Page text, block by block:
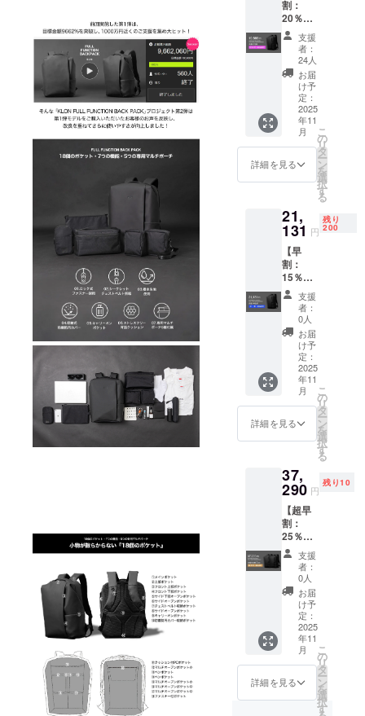
割：
20％OF
F！】
リュッ
ク(ポー
チ5点
セット
24,860
円から
20%OF
F
リュッ
ク(ポー
チ5点
付)×1個
※先着50
名 ※出
荷時
期：
2025年
11月末
頃 ※消
費税、
送料込
支援
者：
24人
お届
け予
定：
2025
年11
月
詳細を見る
こ
の
リ
タ
ー
ン
を
選
択
す
る
21,
131 円
残り
200
【早
割：
15％OF
F！】
リュッ
ク(ポー
チ5点
セット
24,860
円から
15%OF
F
リュッ
ク(ポー
チ5点
付)×1個
※先着
200名 ※
出荷時
期：
2025年
11月末
頃 ※消
費税、
送料込
支援
者：
0人
お届
け予
定：
2025
年11
月
詳細を見る
こ
の
リ
タ
ー
ン
を
選
択
す
る
37,
290 円
残り10
【超早
割：
25％OF
F！】
リュッ
ク(ポー
チ5点
セット
24,860
円×2か
25%OF
F
リュッ
ク(ポー
支援
者：
0人
お届
け予
定：
2025
年11
月
詳細を見る
こ
の
リ
タ
ー
ン
を
選
択
す